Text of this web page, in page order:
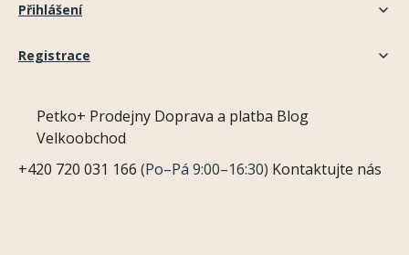
Přihlášení
Registrace
Petko+ Prodejny Doprava a platba Blog
Velkoobchod
+420 720 031 166 (Po–Pá 9:00–16:30) Kontaktujte nás